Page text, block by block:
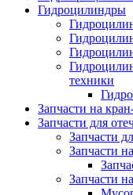
Гидроцилиндры
техники
Запчасти на
Запчасти для
Запчасти
Запчасти
Запчасти